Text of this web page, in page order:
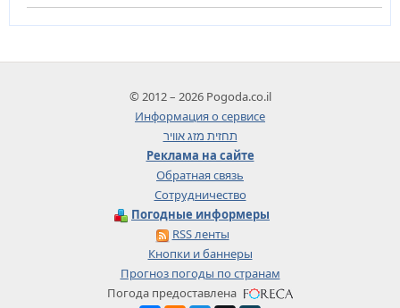
© 2012 – 2026 Pogoda.co.il
Информация о сервисе
תחזית מזג אוויר
Реклама на сайте
Обратная связь
Сотрудничество
Погодные информеры
RSS ленты
Кнопки и баннеры
Прогноз погоды по странам
Погода предоставлена